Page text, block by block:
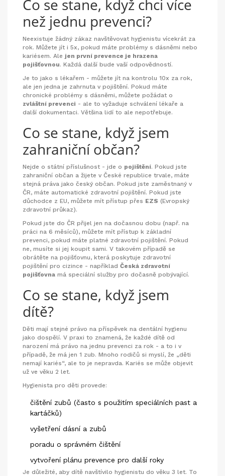
Co se stane, když chci více
než jednu prevenci?
Neexistuje žádný zákaz navštěvovat hygienistu vícekrát za
rok. Můžete jít i 5x, pokud máte problémy s dásněmi nebo
kariésem. Ale jen první prevence je hrazena
pojišťovnou. Každá další bude vaší odpovědností.
Je to jako s lékařem - můžete jít na kontrolu 10x za rok,
ale jen jedna je zahrnuta v pojištění. Pokud máte
chronické problémy s dásněmi, můžete požádat o
zvláštní prevenci - ale to vyžaduje schválení lékaře a
další dokumentaci. Většina lidí to ale nepotřebuje.
Co se stane, když jsem
zahraniční občan?
Nejde o státní příslušnost - jde o pojištění. Pokud jste
zahraniční občan a žijete v České republice trvale, máte
stejná práva jako český občan. Pokud jste zaměstnaný v
ČR, máte automatické zdravotní pojištění. Pokud jste
důchodce z EU, můžete mít přístup přes EZS (Evropský
zdravotní průkaz).
Pokud jste do ČR přijel jen na dočasnou dobu (např. na
práci na 6 měsíců), můžete mít přístup k základní
prevenci, pokud máte platné zdravotní pojištění. Pokud
ne, musíte si jej koupit sami. V takovém případě se
obrátěte na pojišťovnu, která poskytuje zdravotní
pojištění pro cizince - například Česká zdravotní
pojišťovna má speciální služby pro dočasně pobývající.
Co se stane, když jsem
dítě?
Děti mají stejné právo na příspěvek na dentální hygienu
jako dospělí. V praxi to znamená, že každé dítě od
narození má právo na jednu prevenci za rok - a to i v
případě, že má jen 1 zub. Mnoho rodičů si myslí, že „děti
nemají kariés“, ale to je nepravda. Kariés se může objevit
už ve věku 2 let.
Hygienista pro děti provede:
čištění zubů (často s použitím speciálních past a
kartáčků)
vyšetření dásní a zubů
poradu o správném čištění
vytvoření plánu prevence pro další roky
Je důležité, aby dítě navštívilo hygienistu do věku 3 let. To